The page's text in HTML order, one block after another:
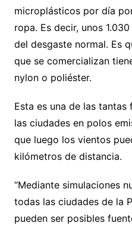
microplásticos por día
ropa. Es decir, unos
del desgaste normal. Es
que se comercializan
nylon o poliéster.
Esta es una de las
las ciudades en polos
que luego los vientos
kilómetros de distancia.
“Mediante simulaciones
todas las ciudades de la
pueden ser posibles